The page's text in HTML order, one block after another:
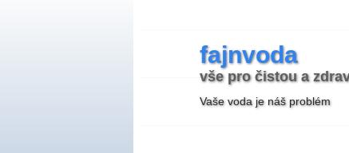
fajnvoda
vše pro čistou a
Vaše voda je náš problém